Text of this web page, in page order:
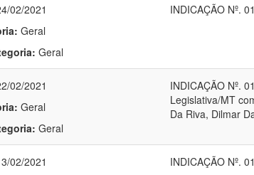
02/2021
Geral
Geral
INDICAÇÃO Nº.
02/2021
Geral
Geral
INDICAÇÃO Nº.
Legislativa/MT
Da Riva, Dilmar
02/2021
INDICAÇÃO Nº.